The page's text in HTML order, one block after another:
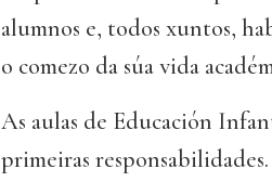
alumnos e, todos xuntos,
o comezo da súa vida
As aulas de Educación
primeiras